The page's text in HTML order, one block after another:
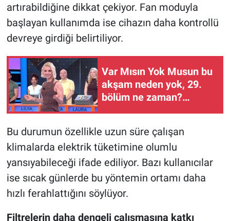
artırabildiğine dikkat çekiyor. Fan moduyla
başlayan kullanımda ise cihazın daha kontrollü
devreye girdiği belirtiliyor.
Var Mısın Yok Musun bu
akşam neden yok, 29.
bölüm ne zaman?
Bu durumun özellikle uzun süre çalışan
klimalarda elektrik tüketimine olumlu
yansıyabileceği ifade ediliyor. Bazı kullanıcılar
ise sıcak günlerde bu yöntemin ortamı daha
hızlı ferahlattığını söylüyor.
Filtrelerin daha dengeli çalışmasına katkı